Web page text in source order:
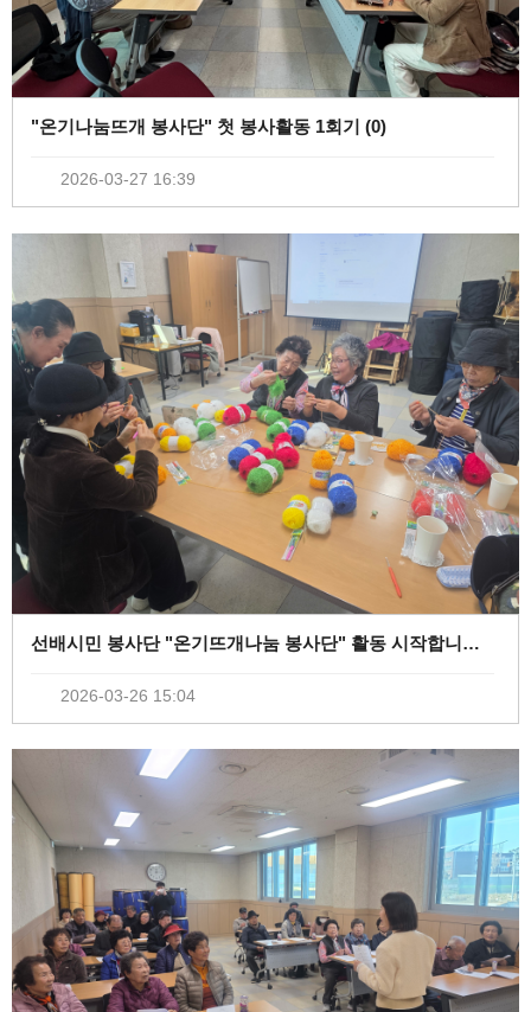
"온기나눔뜨개 봉사단" 첫 봉사활동 1회기 (0)
2026-03-27 16:39
선배시민 봉사단 "온기뜨개나눔 봉사단" 활동 시작합니다^^ (
2026-03-26 15:04